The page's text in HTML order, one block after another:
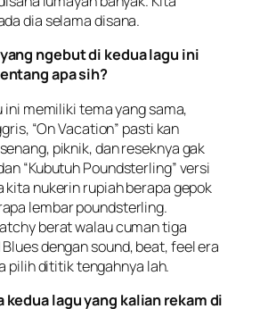
dia selama disana.
ngebut di kedua lagu ini
apa sih?
ini memiliki tema yang sama,
“On Vacation” pasti kan
piknik, dan reseknya gak
“Kubutuh Poundsterling” versi
kita nukerin rupiah berapa gepok
lembar poundsterling.
berat walau cuman tiga
dengansound, beat, feelera
pilih dititik tengahnya lah.
kedua lagu yang kalian rekam di